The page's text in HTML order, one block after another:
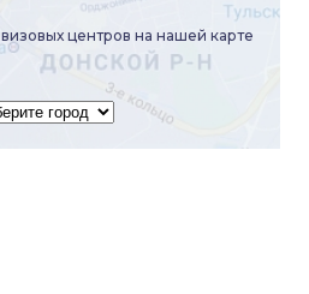
визовых центров на нашей карте